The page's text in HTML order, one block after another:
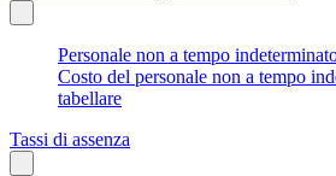
Personale non a tempo
Costo del personale non a tempo
tabellare
Tassi di assenza